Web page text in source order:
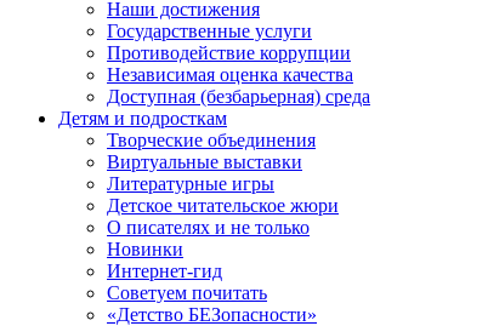
Наши достижения
Государственные услуги
Противодействие коррупции
Независимая оценка качества
Доступная (безбарьерная) среда
Детям и подросткам
Творческие объединения
Виртуальные выставки
Литературные игры
Детское читательское жюри
О писателях и не только
Новинки
Интернет-гид
Советуем почитать
«Детство БЕЗопасности»